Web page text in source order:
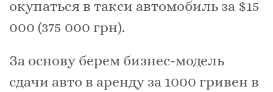
окупаться в такси автомобиль за $15
000 (375 000 грн).
За основу берем бизнес-модель
сдачи авто в аренду за 1000 гривен в